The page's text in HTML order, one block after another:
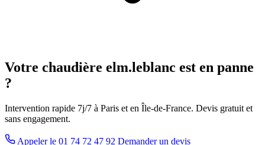
Votre chaudière elm.leblanc est en panne
?
Intervention rapide 7j/7 à Paris et en Île-de-France. Devis gratuit et
sans engagement.
Appeler le 01 74 72 47 92 Demander un devis